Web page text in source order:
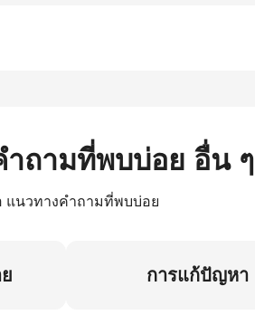
ถามที่พบบ่อย อื่น ๆ
แนวทางคำถามที่พบบ่อย
การแก้ปัญหา